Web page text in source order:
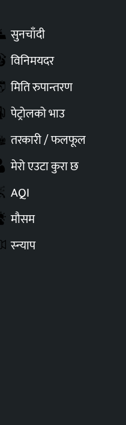
सुनचाँदी
विनिमयदर
मिति रुपान्तरण
पेट्रोलको भाउ
तरकारी / फलफूल
मेरो एउटा कुरा छ
AQI
मौसम
स्न्याप